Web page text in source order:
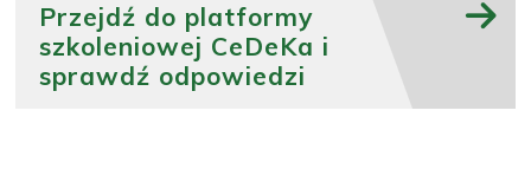
Przejdź do platformy
szkoleniowej CeDeKa i
sprawdź odpowiedzi